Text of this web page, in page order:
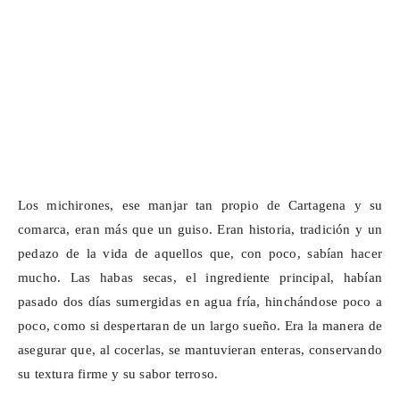
Losmichirones, ese manjar tan propio de Cartagena y su
comarca, eran más que un guiso. Eran historia, tradición y un
pedazo de la vida de aquellos que, con poco, sabían hacer
mucho. Las habas secas, el ingrediente principal, habían
pasado dos días sumergidas en agua fría, hinchándose poco a
poco, como si despertaran de un largo sueño. Era la manera de
asegurar que, al cocerlas, se mantuvieran enteras, conservando
su textura firme y su sabor terroso.